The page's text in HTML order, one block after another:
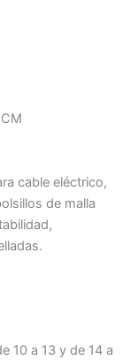
cable eléctrico,
de malla
10 a 13 y de 14 a